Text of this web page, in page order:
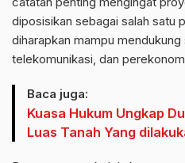
diposisikan sebagai salah satu
diharapkan mampu mendukung
telekomunikasi, dan
Baca juga:
Kuasa Hukum Ungkap
Luas Tanah Yang